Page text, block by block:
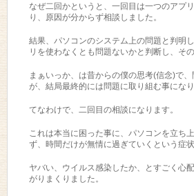
なぜ二回かというと、一回目は一つのアプ
り、原因が分からず相談しました。
結果、パソコンのシステム上の問題と判明
リを使わなくとも問題ないかと判断し、そ
まぁいっか、は昔からの僕の思考(信念)で
が、結局最終的には問題に取り組む事になり
てなわけで、二回目の相談になります。
これは本当に困った事に、パソコンを立ち
ず、時間だけが無情に過ぎていくという症
ヤバい、ウイルス感染したか、とすごく心
がりまくりました。